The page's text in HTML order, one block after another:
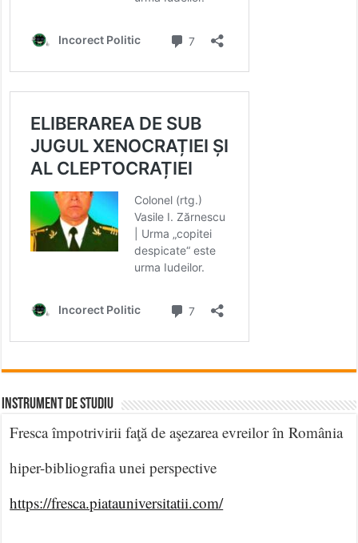
INSTRUMENT DE STUDIU
Fresca împotrivirii faţă de aşezarea evreilor în România
hiper-bibliografia unei perspective
https://fresca.piatauniversitatii.com/